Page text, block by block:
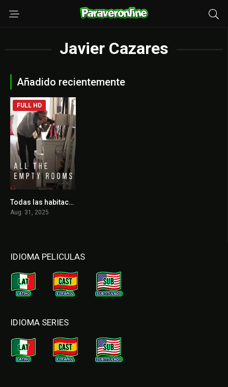
Javier Cazares
Añadido recientemente
9.2
FULL HD
Todas las habitaciones vacías
Aug. 31, 2025
IDIOMA PELICULAS
IDIOMA SERIES